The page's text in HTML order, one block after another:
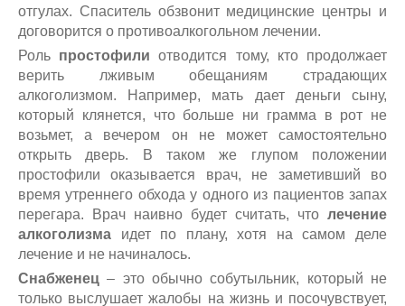
отгулах. Спаситель обзвонит медицинские центры и
договорится о противоалкогольном лечении.
Роль простофили отводится тому, кто продолжает
верить лживым обещаниям страдающих
алкоголизмом. Например, мать дает деньги сыну,
который клянется, что больше ни грамма в рот не
возьмет, а вечером он не может самостоятельно
открыть дверь. В таком же глупом положении
простофили оказывается врач, не заметивший во
время утреннего обхода у одного из пациентов запах
перегара. Врач наивно будет считать, что лечение
алкоголизма идет по плану, хотя на самом деле
лечение и не начиналось.
Снабженец – это обычно собутыльник, который не
только выслушает жалобы на жизнь и посочувствует,